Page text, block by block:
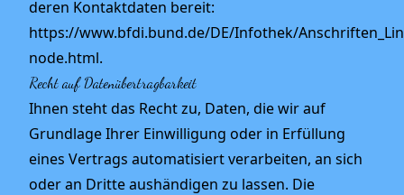
deren Kontaktdaten bereit:
https://www.bfdi.bund.de/DE/Infothek/
node.html.
Recht auf Datenübertragbarkeit
Ihnen steht das Recht zu, Daten, die wir auf
Grundlage Ihrer Einwilligung oder in Erfüllung
eines Vertrags automatisiert verarbeiten, an sich
oder an Dritte aushändigen zu lassen. Die